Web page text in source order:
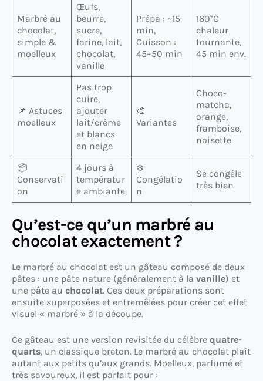
Marbré au
chocolat,
simple &
moelleux
Œufs,
beurre,
sucre,
farine, lait,
chocolat,
vanille
Prépa : ~15
min,
Cuisson :
45–50 min
160°C
chaleur
tournante,
45 min env.
📌 Astuces
moelleux
Pas trop
cuire,
ajouter
lait/crème
et blancs
en neige
🎨
Variantes
Choco-
matcha,
orange,
framboise,
noisette
📦
Conservati
on
4 jours à
températur
e ambiante
❄️
Congélatio
n
Se congèle
très bien
Qu’est-ce qu’un marbré au
chocolat exactement ?
Le marbré au chocolat est un gâteau composé de deux
pâtes : une pâte nature (généralement à la vanille) et
une pâte au chocolat. Ces deux préparations sont
ensuite superposées et entremêlées pour créer cet effet
visuel « marbré » à la découpe.
Ce gâteau est une version revisitée du célèbre quatre-
quarts, un classique breton. Le marbré au chocolat plaît
autant aux petits qu’aux grands. Moelleux, parfumé et
très savoureux, il est parfait pour :